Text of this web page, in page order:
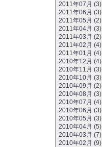
2011年07月 (3)
2011年06月 (3)
2011年05月 (2)
2011年04月 (3)
2011年03月 (2)
2011年02月 (4)
2011年01月 (4)
2010年12月 (4)
2010年11月 (3)
2010年10月 (3)
2010年09月 (2)
2010年08月 (3)
2010年07月 (4)
2010年06月 (3)
2010年05月 (3)
2010年04月 (5)
2010年03月 (7)
2010年02月 (9)